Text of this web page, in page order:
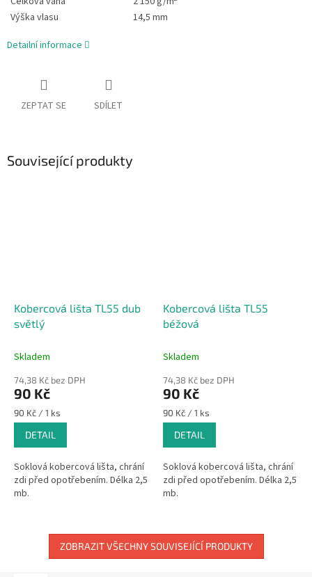
Výška vlasu
14,5 mm
Detailní informace
ZEPTAT SE SDÍLET
Související produkty
Kobercová lišta TL55 dub
světlý
Skladem
74,38 Kč bez DPH
90 Kč
Měrná
cena:
90 Kč / 1 ks
DETAIL
Soklová kobercová lišta, chrání
zdi před opotřebením. Délka 2,5
mb.
Kobercová lišta TL55
béžová
Skladem
74,38 Kč bez DPH
90 Kč
Měrná
cena:
90 Kč / 1 ks
DETAIL
Soklová kobercová lišta, chrání
zdi před opotřebením. Délka 2,5
mb.
ZOBRAZIT VŠECHNY SOUVISEJÍCÍ PRODUKTY